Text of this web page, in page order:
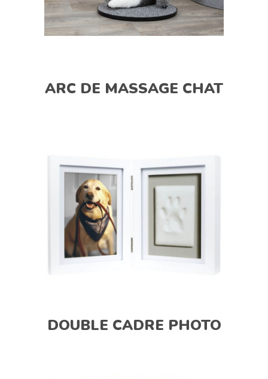
ARC DE MASSAGE CHAT
DOUBLE CADRE PHOTO